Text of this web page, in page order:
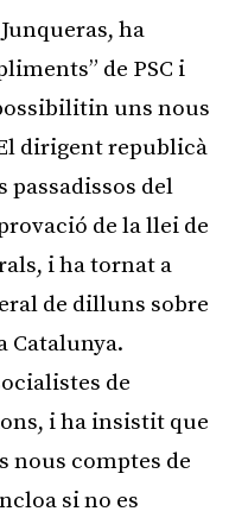
ha
de PSC i
uns nous
dirigent republicà
passadissos del
de la llei de
i ha tornat a
de dilluns sobre
Catalunya.
de
i ha insistit que
nous comptes de
si no es